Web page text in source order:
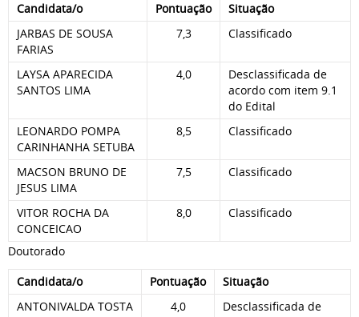
Candidata/o
Pontuação
Situação
JARBAS DE SOUSA
FARIAS
7,3 Classificado
LAYSA APARECIDA
SANTOS LIMA
4,0
Desclassificada de
acordo com item 9.1
do Edital
LEONARDO POMPA
CARINHANHA SETUBA
8,5 Classificado
MACSON BRUNO DE
JESUS LIMA
7,5 Classificado
VITOR ROCHA DA
CONCEICAO
8,0 Classificado
Doutorado
Candidata/o
Pontuação
Situação
ANTONIVALDA TOSTA
4,0
Desclassificada de